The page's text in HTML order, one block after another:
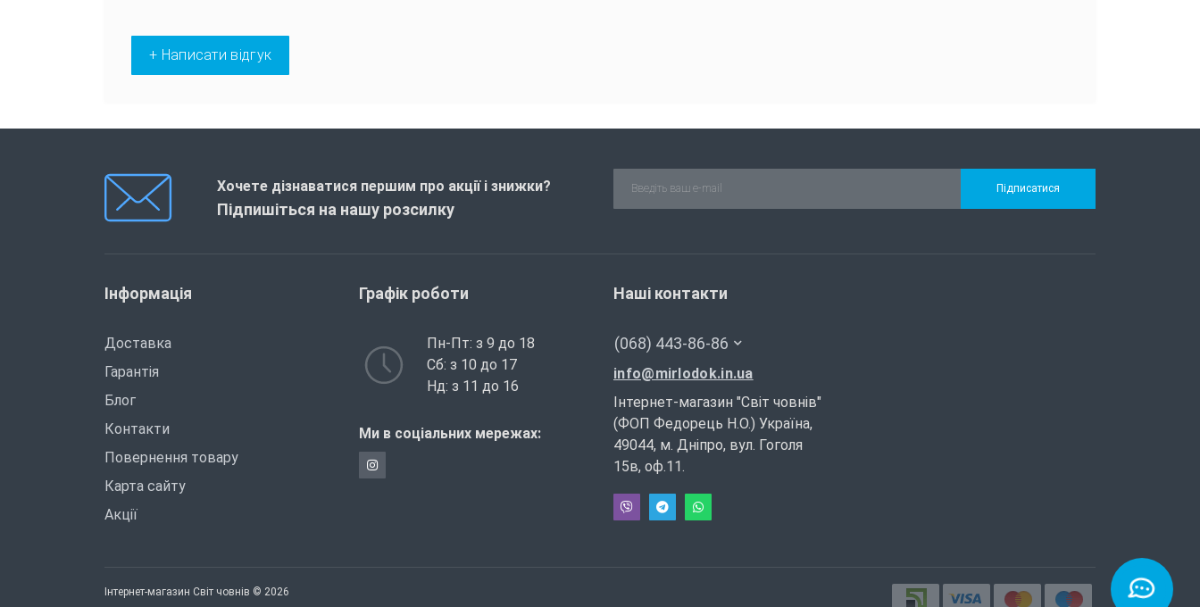
+ Написати відгук
Хочете дізнаватися першим про акції і знижки?
Підпишіться на нашу розсилку
Підписатися
Інформація
Доставка
Гарантія
Блог
Контакти
Повернення товару
Карта сайту
Акції
Графік роботи
Пн-Пт: з 9 до 18
Сб: з 10 до 17
Нд: з 11 до 16
Ми в соціальних мережах:
Наші контакти
(068) 443-86-86
info@mirlodok.in.ua
Інтернет-магазин "Світ човнів"
(ФОП Федорець Н.О.) Україна,
49044, м. Дніпро, вул. Гоголя
15в, оф.11.
Інтернет-магазин Світ човнів © 2026